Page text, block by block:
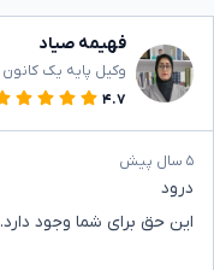
فهیمه صیاد
وکیل پایه یک
۴.۷
۵ سال پیش
درود
این حق برای شما وجود دارد.